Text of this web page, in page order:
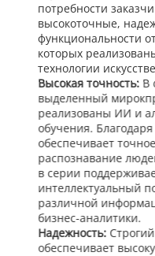
потребности
высокоточные,
функциональности
которых
технологии
Высокая точность: В
выделенный
реализованы ИИ и
обучения.
обеспечивает
распознавание
в серии
интеллектуальный
различной
бизнес-аналитики.
Надежность:
обеспечивает